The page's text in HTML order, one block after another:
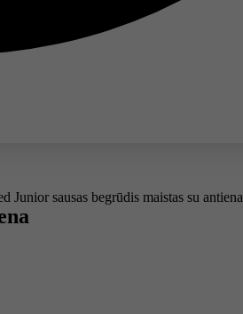
Junior sausas begrūdis maistas su antiena